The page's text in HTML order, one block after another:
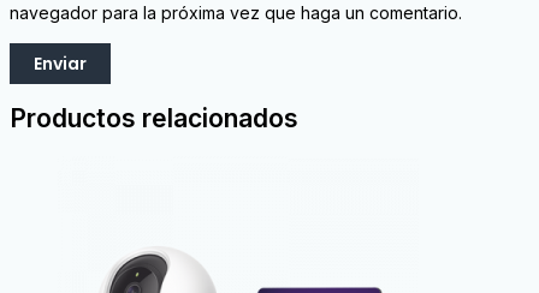
navegador para la próxima vez que haga un comentario.
Productos relacionados